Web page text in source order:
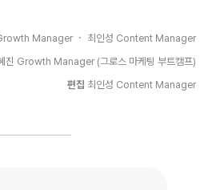
Manager ・ 최인성 Content Manager
진 Growth Manager (그로스 마케팅 부트캠프)
편집 최인성 Content Manager